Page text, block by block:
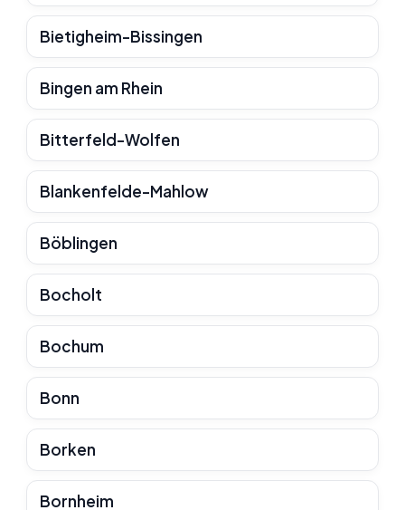
Bietigheim-Bissingen
Bingen am Rhein
Bitterfeld-Wolfen
Blankenfelde-Mahlow
Böblingen
Bocholt
Bochum
Bonn
Borken
Bornheim